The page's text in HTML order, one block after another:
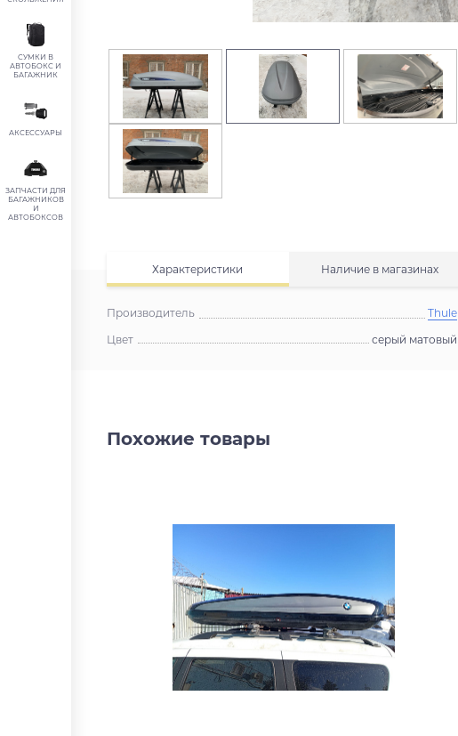
СУМКИ В
АВТОБОКС И
БАГАЖНИК
АКСЕССУАРЫ
ЗАПЧАСТИ ДЛЯ
БАГАЖНИКОВ
И
АВТОБОКСОВ
Характеристики Наличие в магазинах
Производитель Thule
Цвет
серый матовый
Похожие товары